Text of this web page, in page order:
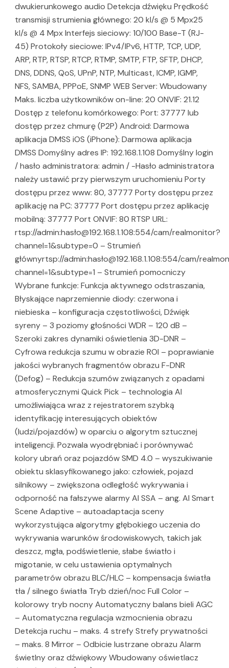
dwukierunkowego audio Detekcja dźwięku Prędkość
transmisji strumienia głównego: 20 kl/s @ 5 Mpx25
kl/s @ 4 Mpx Interfejs sieciowy: 10/100 Base-T (RJ-
45) Protokoły sieciowe: IPv4/IPv6, HTTP, TCP, UDP,
ARP, RTP, RTSP, RTCP, RTMP, SMTP, FTP, SFTP, DHCP,
DNS, DDNS, QoS, UPnP, NTP, Multicast, ICMP, IGMP,
NFS, SAMBA, PPPoE, SNMP WEB Server: Wbudowany
Maks. liczba użytkowników on-line: 20 ONVIF: 21.12
Dostęp z telefonu komórkowego: Port: 37777 lub
dostęp przez chmurę (P2P) Android: Darmowa
aplikacja DMSS iOS (iPhone): Darmowa aplikacja
DMSS Domyślny adres IP: 192.168.1.108 Domyślny login
/ hasło administratora: admin / -Hasło administratora
należy ustawić przy pierwszym uruchomieniu Porty
dostępu przez www: 80, 37777 Porty dostępu przez
aplikację na PC: 37777 Port dostępu przez aplikację
mobilną: 37777 Port ONVIF: 80 RTSP URL:
rtsp://admin:hasło@192.168.1.108:554/cam/realmonitor?
channel=1&subtype=0 – Strumień
głównyrtsp://admin:hasło@192.168.1.108:554/cam/
channel=1&subtype=1 – Strumień pomocniczy
Wybrane funkcje: Funkcja aktywnego odstraszania,
Błyskające naprzemiennie diody: czerwona i
niebieska – konfiguracja częstotliwości, Dźwięk
syreny – 3 poziomy głośności WDR – 120 dB –
Szeroki zakres dynamiki oświetlenia 3D-DNR –
Cyfrowa redukcja szumu w obrazie ROI – poprawianie
jakości wybranych fragmentów obrazu F-DNR
(Defog) – Redukcja szumów związanych z opadami
atmosferycznymi Quick Pick – technologia AI
umożliwiająca wraz z rejestratorem szybką
identyfikację interesujących obiektów
(ludzi/pojazdów) w oparciu o algorytm sztucznej
inteligencji. Pozwala wyodrębniać i porównywać
kolory ubrań oraz pojazdów SMD 4.0 – wyszukiwanie
obiektu sklasyfikowanego jako: człowiek, pojazd
silnikowy – zwiększona odległość wykrywania i
odporność na fałszywe alarmy AI SSA – ang. AI Smart
Scene Adaptive – autoadaptacja sceny
wykorzystująca algorytmy głębokiego uczenia do
wykrywania warunków środowiskowych, takich jak
deszcz, mgła, podświetlenie, słabe światło i
migotanie, w celu ustawienia optymalnych
parametrów obrazu BLC/HLC – kompensacja światła
tła / silnego światła Tryb dzień/noc Full Color –
kolorowy tryb nocny Automatyczny balans bieli AGC
– Automatyczna regulacja wzmocnienia obrazu
Detekcja ruchu – maks. 4 strefy Strefy prywatności
– maks. 8 Mirror – Odbicie lustrzane obrazu Alarm
świetlny oraz dźwiękowy Wbudowany oświetlacz